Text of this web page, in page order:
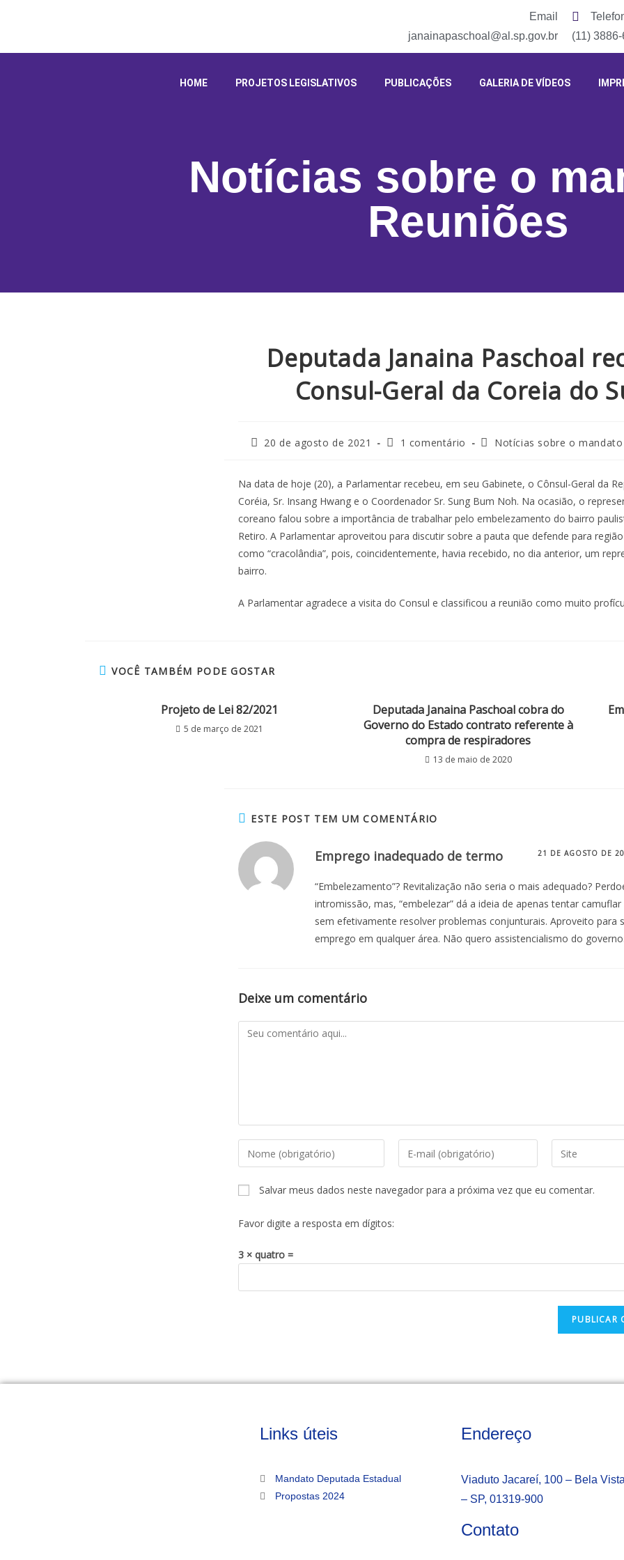
Email
janainapaschoal@al.sp.gov.br
(11)
HOME PROJETOS LEGISLATIVOS PUBLICAÇÕES GALERIA DE VÍDEOS
Notícias sobre o
Reuniões
Deputada Janaina Paschoal
Consul-Geral da Coreia do
20 de agosto de 2021 1 comentário Notícias sobre o mandato
Na data de hoje (20), a Parlamentar recebeu, em seu Gabinete, o Cônsul-Geral da
Coréia, Sr. Insang Hwang e o Coordenador Sr. Sung Bum Noh. Na ocasião, o
coreano falou sobre a importância de trabalhar pelo embelezamento do bairro
Retiro. A Parlamentar aproveitou para discutir sobre a pauta que defende para
como “cracolândia”, pois, coincidentemente, havia recebido, no dia anterior, um
bairro.
A Parlamentar agradece a visita do Consul e classificou a reunião como muito
VOCÊ TAMBÉM PODE GOSTAR
Projeto de Lei 82/2021
5 de março de 2021
Deputada Janaina Paschoal cobra do
Governo do Estado contrato referente à
compra de respiradores
13 de maio de 2020
ESTE POST TEM UM COMENTÁRIO
Emprego inadequado de termo 21 DE AGOSTO DE
“Embelezamento”? Revitalização não seria o mais adequado?
intromissão, mas, “embelezar” dá a ideia de apenas tentar
sem efetivamente resolver problemas conjunturais. Aproveito para
emprego em qualquer área. Não quero assistencialismo do
Deixe um comentário
Salvar meus dados neste navegador para a próxima vez que eu comentar.
Favor digite a resposta em dígitos:
3 × quatro =
Links úteis
Mandato Deputada Estadual
Propostas 2024
Endereço
Viaduto Jacareí, 100 – Bela
– SP, 01319-900
Contato